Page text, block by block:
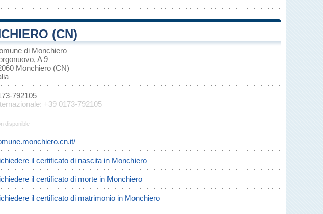
(CN)
di Monchiero
A 9
Monchiero (CN)
792105
+39 0173-792105
disponible
il certificato di nascita in Monchiero
il certificato di morte in Monchiero
il certificato di matrimonio in Monchiero